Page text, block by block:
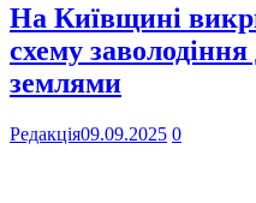
На Київщині
схему
землями
Редакція09.09.2025 0